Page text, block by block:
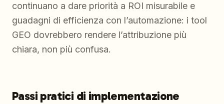
continuano a dare priorità a ROI misurabile e
guadagni di efficienza con l’automazione: i tool
GEO dovrebbero rendere l’attribuzione più
chiara, non più confusa.
Passi pratici di implementazione